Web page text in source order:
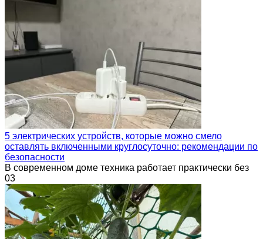
5 электрических устройств, которые можно смело
оставлять включенными круглосуточно: рекомендации по
безопасности
В современном доме техника работает практически без
03